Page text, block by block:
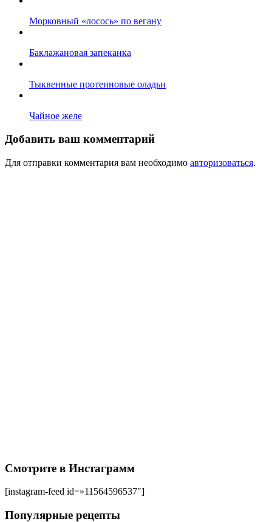
Морковный «лосось» по вегану
Баклажановая запеканка
Тыквенные протеиновые оладьи
Чайное желе
Добавить ваш комментарий
Для отправки комментария вам необходимо авторизоваться.
Смотрите в Инстаграмм
[instagram-feed id=»11564596537″]
Популярные рецепты